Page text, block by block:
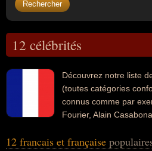
12 célébrités
Découvrez notre liste
(toutes catégories
connus comme par
Fourier, Alain
De Ponfilly, Huguette Dreyfus, Django
12 francais et française